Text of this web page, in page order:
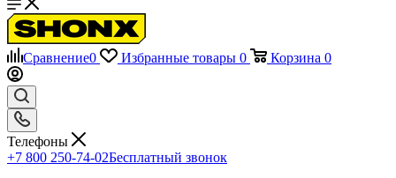
Сравнение0 Избранные товары 0 Корзина 0
Телефоны
+7 800 250-74-02Бесплатный звонок